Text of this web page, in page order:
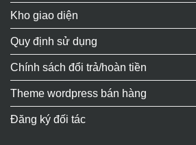
Kho giao diện
Quy định sử dụng
Chính sách đổi trả/hoàn tiền
Theme wordpress bán hàng
Đăng ký đối tác